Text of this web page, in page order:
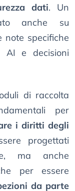
dati. Un
anche su
note specifiche
AI e decisioni
di raccolta
per
i diritti degli
progettati
ma anche
per essere
da parte